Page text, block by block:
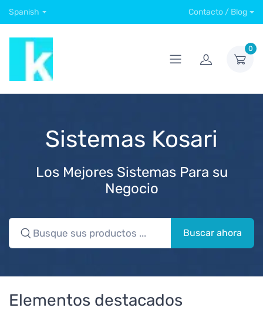
Spanish Contacto / Blog
0
Sistemas Kosari
Los Mejores Sistemas Para su
Negocio
Buscar ahora
Elementos destacados